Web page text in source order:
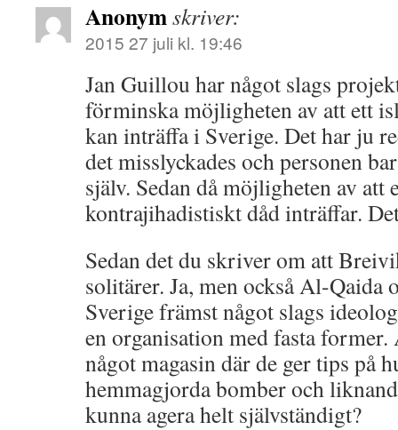
Anonymskriver:
2015 27 juli kl. 19:46
Jan Guillou har något slags
förminska möjligheten av att ett
kan inträffa i Sverige. Det har ju
det misslyckades och personen
själv. Sedan då möjligheten av att
kontrajihadistiskt dåd inträffar.
Sedan det du skriver om att
solitärer. Ja, men också Al-Qaida
Sverige främst något slags
en organisation med fasta former.
något magasin där de ger tips på
hemmagjorda bomber och
kunna agera helt självständigt?